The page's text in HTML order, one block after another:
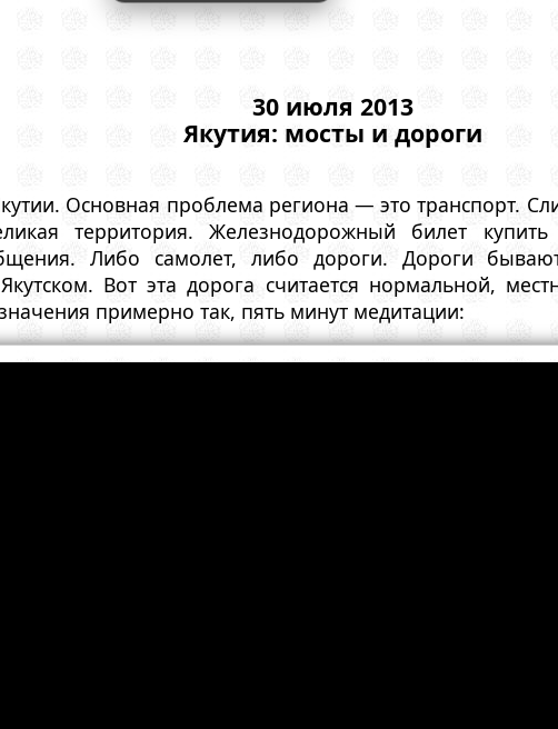
30 июля 2013
Якутия: мосты и дороги
Основная проблема региона — это транспорт.
территория. Железнодорожный билет
Либо самолет, либо дороги. Дороги
Вот эта дорога считается нормальной,
примерно так, пять минут медитации: